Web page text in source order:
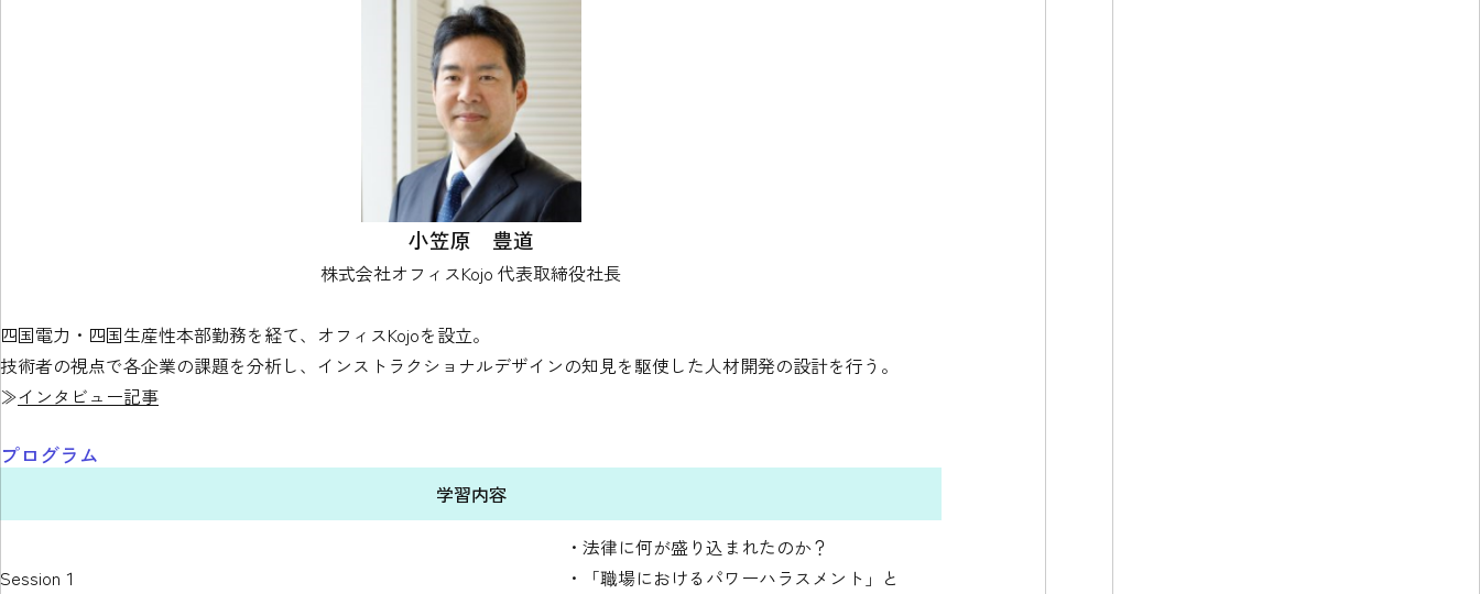
小笠原 豊道
株式会社オフィスKojo 代表取締役社長
四国電力・四国生産性本部勤務を経て、オフィスKojoを設立。
技術者の視点で各企業の課題を分析し、インストラクショナルデザインの知見を駆使した人材開発の設計を行う。
≫インタビュー記事
プログラム
学習内容
Session１
・法律に何が盛り込まれたのか？
・「職場におけるパワーハラスメント」と